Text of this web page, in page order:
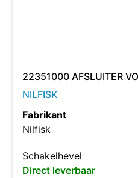
22351000 AFSLUITER
NILFISK
Fabrikant
Nilfisk
Schakelhevel
Direct leverbaar